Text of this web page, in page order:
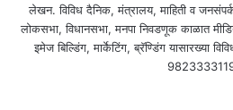
लेखन. विविध दैनिक, मंत्रालय, माहिती व
लोकसभा, विधानसभा, मनपा निवडणूक काळात
इमेज बिल्डिंग, मार्केटिंग, ब्रॅण्डिंग यासारख्या